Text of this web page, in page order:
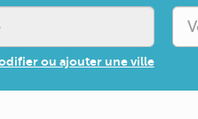
ou ajouter une ville